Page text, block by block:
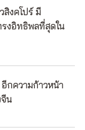
สิงคโปร์ มี
งอิทธิพลที่สุดใน
อีกความก้าวหน้า
น